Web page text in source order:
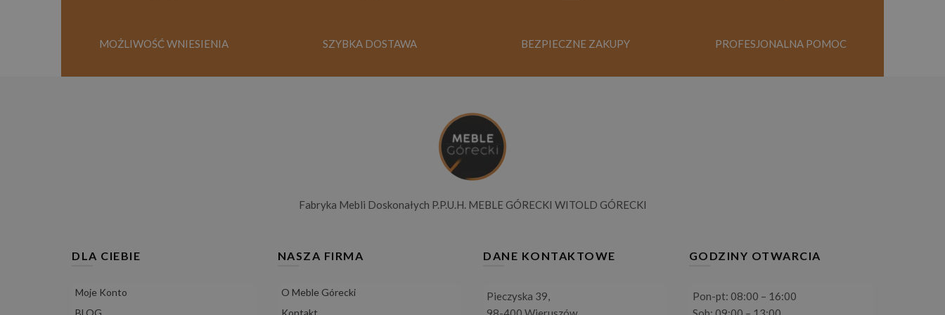
MOŻLIWOŚĆ WNIESIENIA SZYBKA DOSTAWA BEZPIECZNE ZAKUPY PROFESJONALNA POMOC
Fabryka Mebli Doskonałych P.P.U.H. MEBLE GÓRECKI WITOLD GÓRECKI
DLA CIEBIE
Moje Konto
BLOG
NASZA FIRMA
O Meble Górecki
Kontakt
DANE KONTAKTOWE
Pieczyska 39,
GODZINY OTWARCIA
Pon-pt: 08:00 – 16:00